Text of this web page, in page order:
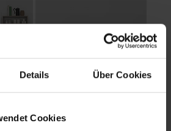
Details Über Cookies
Cookies